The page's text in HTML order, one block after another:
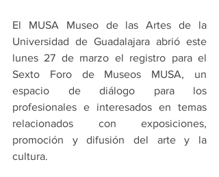
El MUSA Museo de las Artes de la
Universidad de Guadalajara abrió este
lunes 27 de marzo el registro para el
Sexto Foro de Museos MUSA, un
espacio de diálogo para los
profesionales e interesados en temas
relacionados con exposiciones,
promoción y difusión del arte y la
cultura.